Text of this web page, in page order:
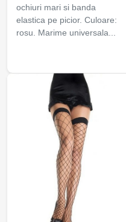
ochiuri mari si banda
elastica pe picior. Culoare:
rosu. Marime universala...